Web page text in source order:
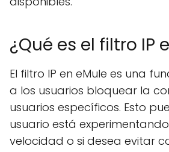
¿Qué es el filtro IP
El filtro IP en eMule es una
a los usuarios bloquear la
usuarios específicos. Esto
usuario está
velocidad o si desea evitar